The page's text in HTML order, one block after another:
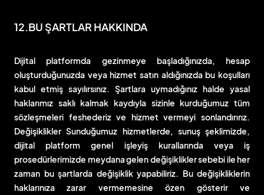
12.BU ŞARTLAR HAKKINDA
Dijital platformda gezinmeye başladığınızda, hesap
oluşturduğunuzda veya hizmet satın aldığınızda bu koşulları
kabul etmiş sayılırsınız. Şartlara uymadığınız halde yasal
haklarımız saklı kalmak kaydıyla sizinle kurduğumuz tüm
sözleşmeleri feshederiz ve hizmet vermeyi sonlandırırız.
Değişiklikler Sunduğumuz hizmetlerde, sunuş şeklimizde,
dijital platform genel işleyiş kurallarında veya iş
prosedürlerimizde meydana gelen değişiklikler sebebi ile her
zaman bu şartlarda değişiklik yapabiliriz. Bu değişikliklerin
haklarınıza zarar vermemesine özen gösterir ve